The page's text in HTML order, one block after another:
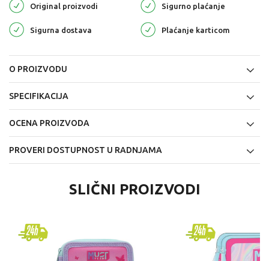
Original proizvodi Sigurno plaćanje
Sigurna dostava Plaćanje karticom
O PROIZVODU
SPECIFIKACIJA
OCENA PROIZVODA
PROVERI DOSTUPNOST U RADNJAMA
SLIČNI PROIZVODI